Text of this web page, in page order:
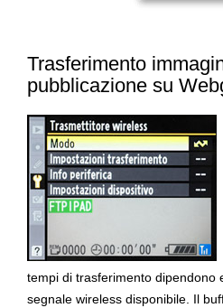
Trasferimento
pubblicazione su
tempi di trasferimento dipendono
segnale wireless disponibile. Il